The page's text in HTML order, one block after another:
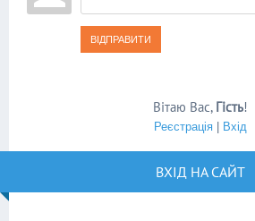
ВІДПРАВИТИ
Вітаю Вас, Гість!
Реєстрація Вхід
ВХІД НА САЙТ